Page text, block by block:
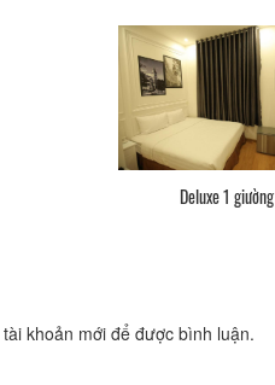
Deluxe 1 giường
tài khoản mới để được bình luận.